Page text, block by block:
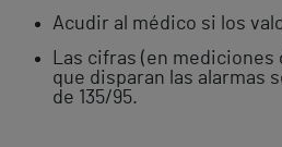
Acudir al médico si los
Las cifras (en
que disparan las alarmas
de 135/95.